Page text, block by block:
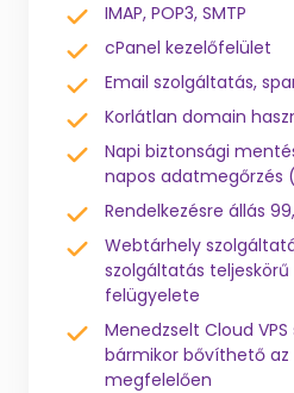
IMAP, POP3, SMTP
cPanel kezelőfelület
Email szolgáltatás,
Korlátlan domain
Napi biztonsági
napos adatmegőrzés
Rendelkezésre állás
Webtárhely
szolgáltatás teljeskörű
felügyelete
Menedzselt Cloud
bármikor bővíthető az
megfelelően